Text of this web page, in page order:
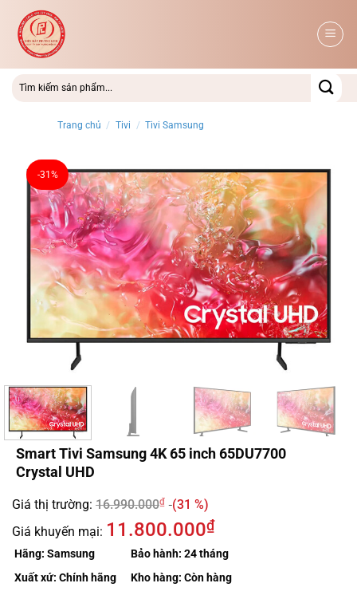
qua
dung
Trang chủ / Tivi / Tivi Samsung
-31%
Smart Tivi Samsung 4K 65 inch 65DU7700
Crystal UHD
Giá thị trường: 16.990.000₫
(31 %)
Giá khuyến mại: 11.800.000₫
Hãng: Samsung
Xuất xứ: Chính hãng
Bảo hành: 24 tháng
Kho hàng: Còn hàng